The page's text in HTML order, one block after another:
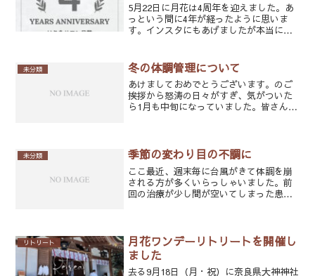
5月22日に月花は4周年を迎えました。あ
っという間に4年が経ったように思いま
す。インスタにもあげましたが本当にこ
探り・・・。たくさんの方に支えられて
今があるなと感謝の気...
未分類 冬の体調管理について
あけましておめでとうございます。のご
挨拶から怒涛の日々がすぎ、気がついた
ら1月も中旬になっていました。皆さんは
り引きたくない冬の時期...
未分類 季節の変わり目の不調に
ここ最近、週末毎に台風がきて体調を崩
される方が多くいらっしゃいました。前
回の治療が少し間が空いてしまった患者
ましたか？？そんなやり取...
リトリート
月花ワンデーリトリートを開催し
ました
去る9月18日（月・祝）に奈良県大神神社